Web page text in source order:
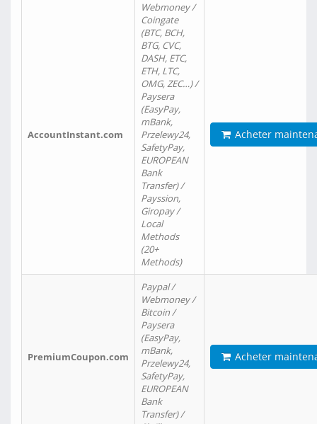
AccountInstant.com
Webmoney /
Coingate
(BTC, BCH,
BTG, CVC,
DASH, ETC,
ETH, LTC,
OMG, ZEC…) /
Paysera
(EasyPay,
mBank,
Przelewy24,
SafetyPay,
EUROPEAN
Bank
Transfer) /
Payssion,
Giropay /
Local
Methods
(20+
Methods)
Acheter
PremiumCoupon.com
Paypal /
Webmoney /
Bitcoin /
Paysera
(EasyPay,
mBank,
Przelewy24,
SafetyPay,
EUROPEAN
Bank
Transfer) /
Acheter